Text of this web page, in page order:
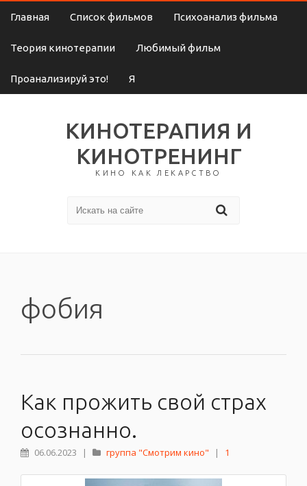
Главная Список фильмов Психоанализ фильма
Теория кинотерапии Любимый фильм
Проанализируй это! Я
КИНОТЕРАПИЯ И
КИНОТРЕНИНГ
КИНО КАК ЛЕКАРСТВО
фобия
Как прожить свой страх
осознанно.
06.06.2023 | группа "Смотрим кино" | 1